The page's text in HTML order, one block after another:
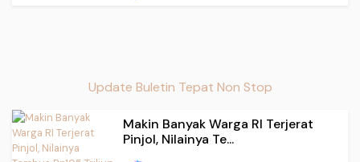
Update Buletin Tepat Non Stop
Makin Banyak Warga RI Terjerat
Pinjol, Nilainya Te...